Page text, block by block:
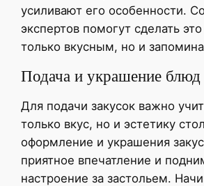
усиливают его особенности.
экспертов помогут сделать
только вкусным, но и
Подача и украшение блюд
Для подачи закусок важно
только вкус, но и эстетику
оформление и украшения
приятное впечатление и
настроение за застольем.